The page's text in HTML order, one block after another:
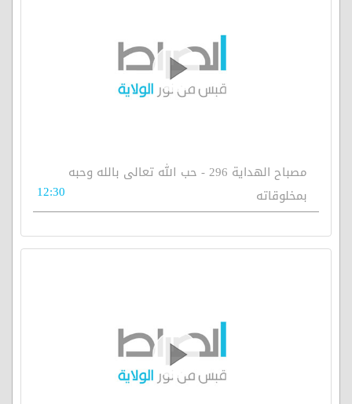
مصباح الهداية 296 - حب الله تعالى بالله وحبه
بمخلوقاته
12:30